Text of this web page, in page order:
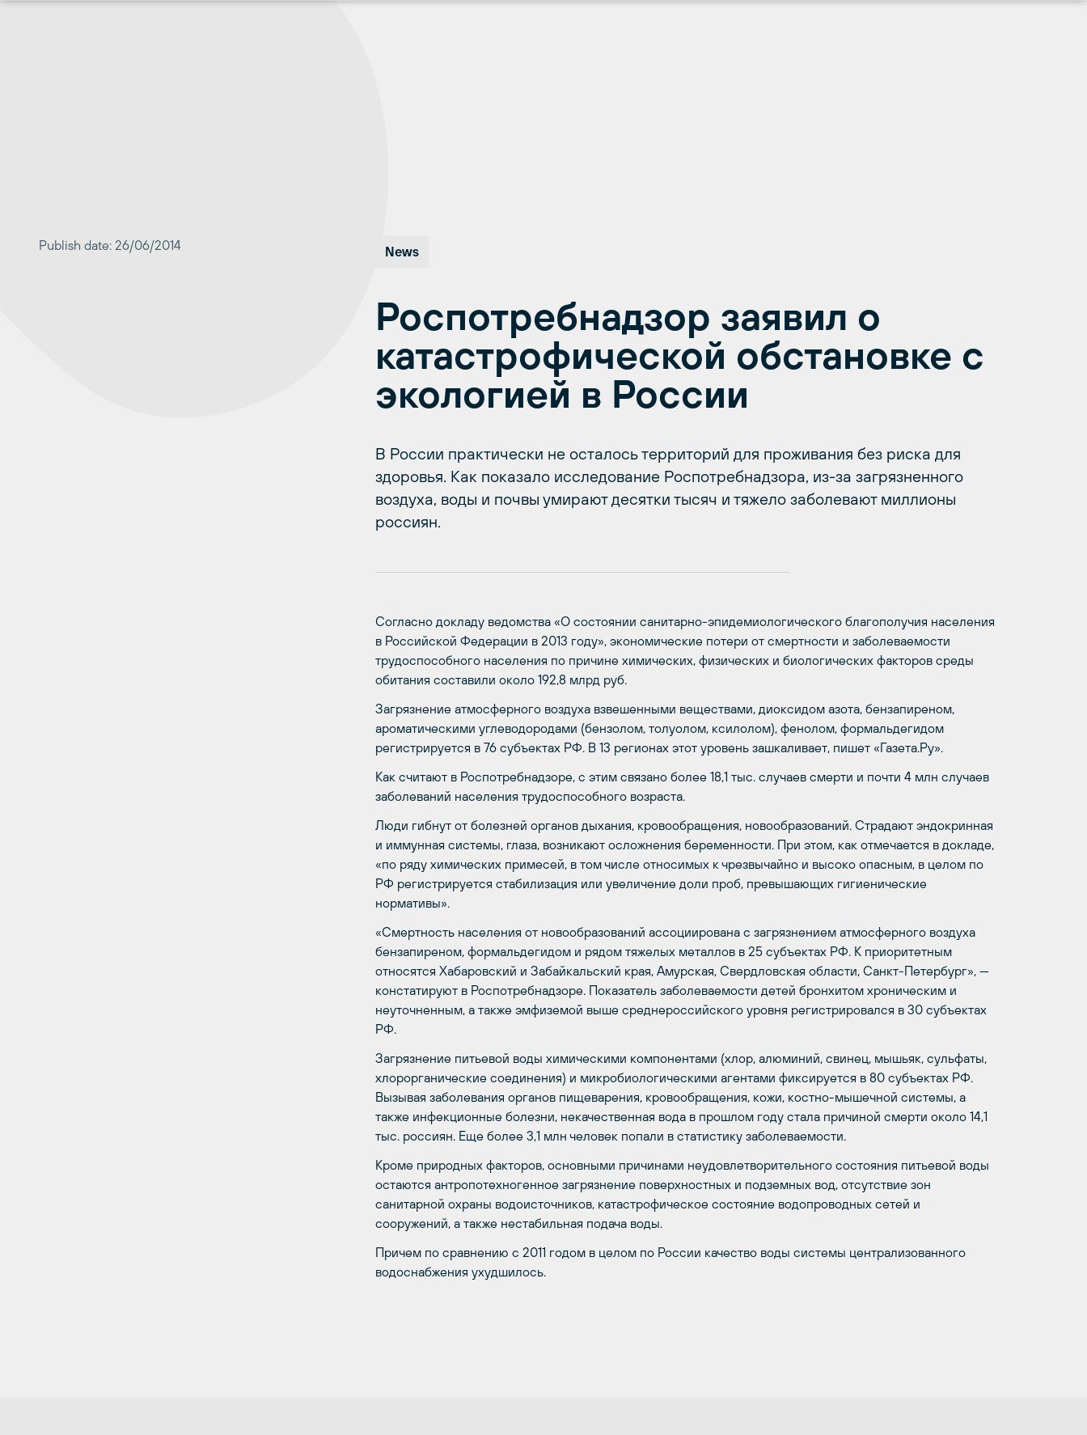
Publish date: 26/06/2014 News
Роспотребнадзор заявил о
катастрофической обстановке с
экологией в России
В России практически не осталось территорий для проживания без риска для
здоровья. Как показало исследование Роспотребнадзора, из-за загрязненного
воздуха, воды и почвы умирают десятки тысяч и тяжело заболевают миллионы
россиян.
Согласно докладу ведомства «О состоянии санитарно-эпидемиологического благополучия населения
в Российской Федерации в 2013 году», экономические потери от смертности и заболеваемости
трудоспособного населения по причине химических, физических и биологических факторов среды
обитания составили около 192,8 млрд руб.
Загрязнение атмосферного воздуха взвешенными веществами, диоксидом азота, бензапиреном,
ароматическими углеводородами (бензолом, толуолом, ксилолом), фенолом, формальдегидом
регистрируется в 76 субъектах РФ. В 13 регионах этот уровень зашкаливает, пишет «Газета.Ру».
Как считают в Роспотребнадзоре, с этим связано более 18,1 тыс. случаев смерти и почти 4 млн случаев
заболеваний населения трудоспособного возраста.
Люди гибнут от болезней органов дыхания, кровообращения, новообразований. Страдают эндокринная
и иммунная системы, глаза, возникают осложнения беременности. При этом, как отмечается в докладе,
«по ряду химических примесей, в том числе относимых к чрезвычайно и высоко опасным, в целом по
РФ регистрируется стабилизация или увеличение доли проб, превышающих гигиенические
нормативы».
«Смертность населения от новообразований ассоциирована с загрязнением атмосферного воздуха
бензапиреном, формальдегидом и рядом тяжелых металлов в 25 субъектах РФ. К приоритетным
относятся Хабаровский и Забайкальский края, Амурская, Свердловская области, Санкт-Петербург», —
констатируют в Роспотребнадзоре. Показатель заболеваемости детей бронхитом хроническим и
неуточненным, а также эмфиземой выше среднероссийского уровня регистрировался в 30 субъектах
РФ.
Загрязнение питьевой воды химическими компонентами (хлор, алюминий, свинец, мышьяк, сульфаты,
хлорорганические соединения) и микробиологическими агентами фиксируется в 80 субъектах РФ.
Вызывая заболевания органов пищеварения, кровообращения, кожи, костно-мышечной системы, а
также инфекционные болезни, некачественная вода в прошлом году стала причиной смерти около 14,1
тыс. россиян. Еще более 3,1 млн человек попали в статистику заболеваемости.
Кроме природных факторов, основными причинами неудовлетворительного состояния питьевой воды
остаются антропотехногенное загрязнение поверхностных и подземных вод, отсутствие зон
санитарной охраны водоисточников, катастрофическое состояние водопроводных сетей и
сооружений, а также нестабильная подача воды.
Причем по сравнению с 2011 годом в целом по России качество воды системы централизованного
водоснабжения ухудшилось.